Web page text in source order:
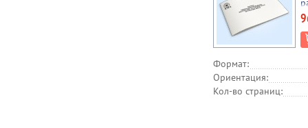
Бухгалтерия
Банки
Формат:
Ориентация:
Кол-во страниц: